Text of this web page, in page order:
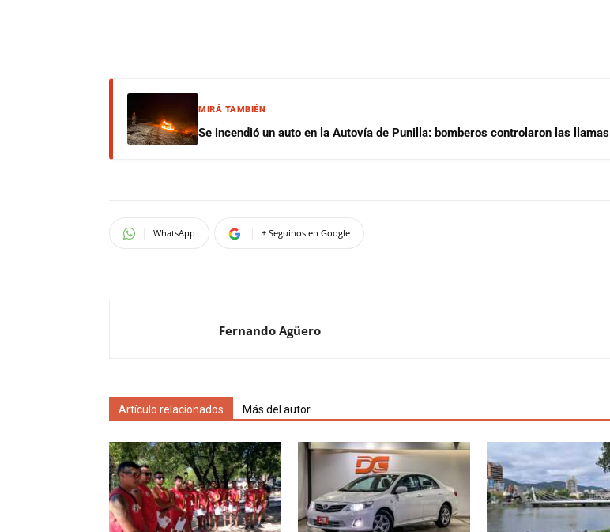
MIRÁ TAMBIÉN
Se incendió un auto en la Autovía de Punilla: bomberos controlaron las llamas
WhatsApp + Seguinos en Google
Fernando Agüero
Artículo relacionados Más del autor